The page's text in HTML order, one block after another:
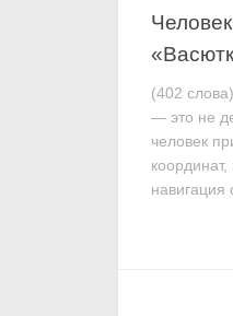
(402
— это не
человек
навигация